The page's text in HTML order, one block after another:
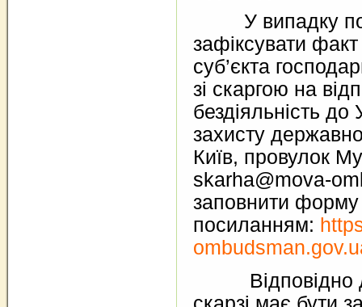
У випадку
зафіксувати факт
суб’єкта
зі скаргою на
бездіяльність до
захисту
Київ, провулок
skarha@mova-
заповнити форму
посиланням:
Відповідно до